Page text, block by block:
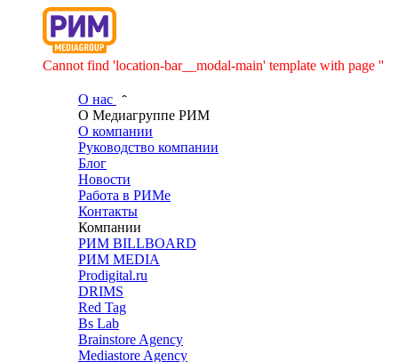
Cannot find 'location-bar__modal-main' template with page ''
О нас
О Медиагруппе РИМ
О компании
Руководство компании
Блог
Новости
Работа в РИМе
Контакты
Компании
РИМ BILLBOARD
РИМ MEDIA
Prodigital.ru
DRIMS
Red Tag
Bs Lab
Brainstore Agency
Mediastore Agency